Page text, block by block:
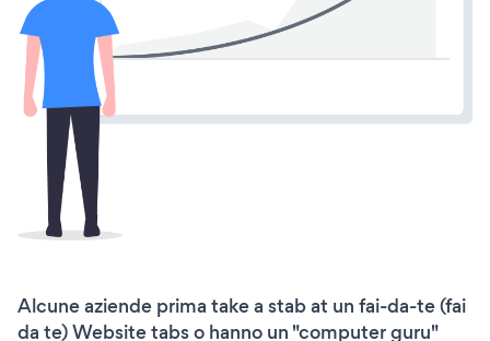
Alcune aziende prima take a stab at un fai-da-te (fai
da te) Website tabs o hanno un "computer guru"